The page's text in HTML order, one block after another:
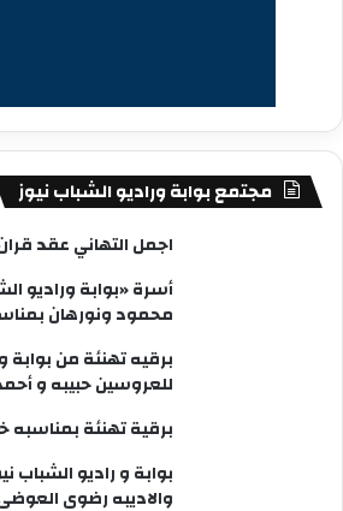
مجتمع بوابة وراديو الشباب نيوز
اجمل التهاني عقد
أسرة «بوابة وراديو
محمود ونورهان
برقيه تهنئة من بوابة
للعروسين حبيبه و
برقية تهنئة بمناسبه
بوابة و راديو الشباب
والاديبه رضوى